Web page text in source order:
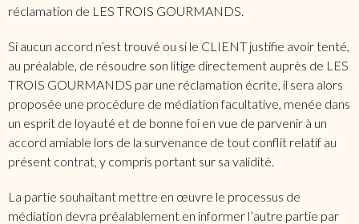
réclamation de LES TROIS GOURMANDS.
Si aucun accord n’est trouvé ou si le CLIENT justifie avoir tenté,
au préalable, de résoudre son litige directement auprès de LES
TROIS GOURMANDS par une réclamation écrite, il sera alors
proposée une procédure de médiation facultative, menée dans
un esprit de loyauté et de bonne foi en vue de parvenir à un
accord amiable lors de la survenance de tout conflit relatif au
présent contrat, y compris portant sur sa validité.
La partie souhaitant mettre en œuvre le processus de
médiation devra préalablement en informer l’autre partie par